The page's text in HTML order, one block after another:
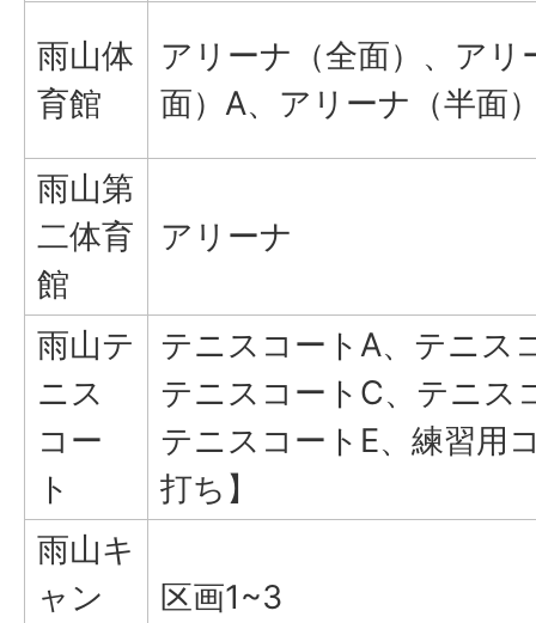
雨山体
育館
アリーナ（全面）、アリ
面）A、アリーナ（半面
雨山第
二体育
館
アリーナ
雨山テ
ニス
コー
ト
テニスコートA、テニス
テニスコートC、テニス
テニスコートE、練習用
打ち】
雨山キ
ャン
区画1~3